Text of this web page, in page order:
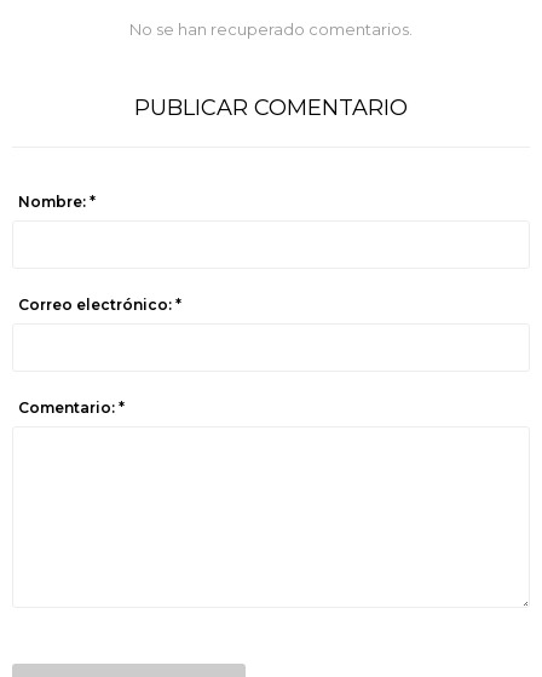
No se han recuperado comentarios.
PUBLICAR COMENTARIO
Nombre: *
Correo electrónico: *
Comentario: *